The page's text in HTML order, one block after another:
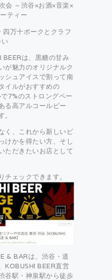
会 ～渋谷×お酒×音楽×
ティー
四万十ポークとクラフ
い
BEERは、黒糖の甘み
が魅力のオリジナルク
シュアイスで割って南
イルがおすすめの
7%のストロングペー
る高アルコールビー
く、これから新しいビ
けかを得たい方、そし
ただきたいお店として
チェックできます。
& BARは、渋谷・道
KOBUSHI BEER直営
谷駅・神泉駅から徒歩